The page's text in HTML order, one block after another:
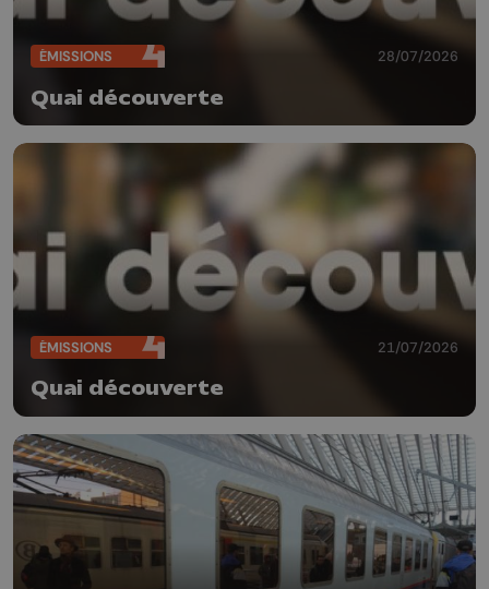
ÉMISSIONS 28/07/2026
Quai découverte
ÉMISSIONS 21/07/2026
Quai découverte